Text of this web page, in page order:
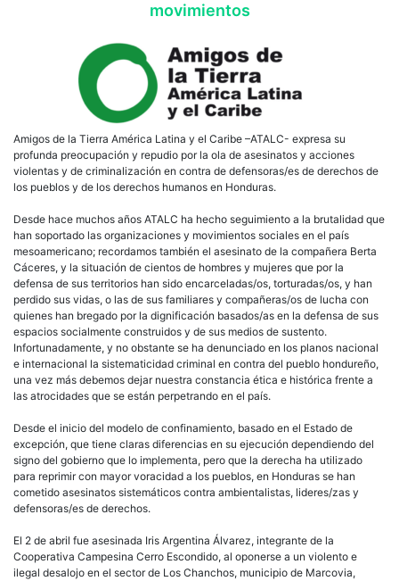
movimientos
Amigos de la Tierra América Latina y el Caribe –ATALC- expresa su
profunda preocupación y repudio por la ola de asesinatos y acciones
violentas y de criminalización en contra de defensoras/es de derechos de
los pueblos y de los derechos humanos en Honduras.
Desde hace muchos años ATALC ha hecho seguimiento a la brutalidad que
han soportado las organizaciones y movimientos sociales en el país
mesoamericano; recordamos también el asesinato de la compañera Berta
Cáceres, y la situación de cientos de hombres y mujeres que por la
defensa de sus territorios han sido encarceladas/os, torturadas/os, y han
perdido sus vidas, o las de sus familiares y compañeras/os de lucha con
quienes han bregado por la dignificación basados/as en la defensa de sus
espacios socialmente construidos y de sus medios de sustento.
Infortunadamente, y no obstante se ha denunciado en los planos nacional
e internacional la sistematicidad criminal en contra del pueblo hondureño,
una vez más debemos dejar nuestra constancia ética e histórica frente a
las atrocidades que se están perpetrando en el país.
Desde el inicio del modelo de confinamiento, basado en el Estado de
excepción, que tiene claras diferencias en su ejecución dependiendo del
signo del gobierno que lo implementa, pero que la derecha ha utilizado
para reprimir con mayor voracidad a los pueblos, en Honduras se han
cometido asesinatos sistemáticos contra ambientalistas, lideres/zas y
defensoras/es de derechos.
El 2 de abril fue asesinada Iris Argentina Álvarez, integrante de la
Cooperativa Campesina Cerro Escondido, al oponerse a un violento e
ilegal desalojo en el sector de Los Chanchos, municipio de Marcovia,